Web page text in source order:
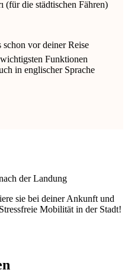
(für die städtischen Fähren)
vor deiner Reise
Funktionen
in englischer Sprache
der Landung
sie bei deiner Ankunft und
Mobilität in der Stadt!